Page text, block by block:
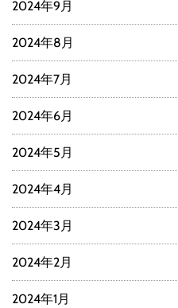
2024年9月
2024年8月
2024年7月
2024年6月
2024年5月
2024年4月
2024年3月
2024年2月
2024年1月